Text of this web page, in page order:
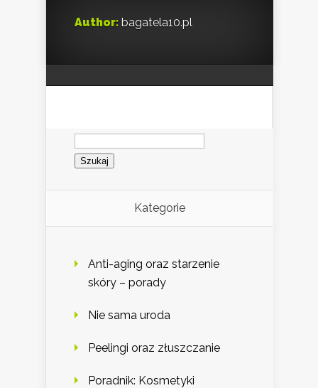
Author: bagatela10.pl
Szukaj:
Kategorie
Anti-aging oraz starzenie
skóry – porady
Nie sama uroda
Peelingi oraz złuszczanie
Poradnik: Kosmetyki